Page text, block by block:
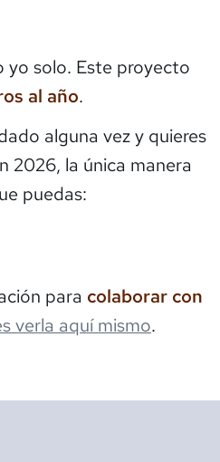
solo. Este proyecto
al año.
alguna vez y quieres
2026, la única manera
puedas:
para colaborar con
verla aquí mismo.